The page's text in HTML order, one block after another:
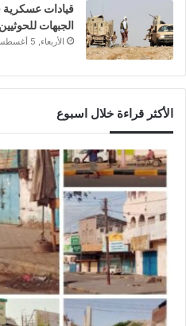
قيادات
الجبهات
الأربعاء, 5 أغسطس 2026 - 7:45 م
الأكثر قراءة خلال اسبوع